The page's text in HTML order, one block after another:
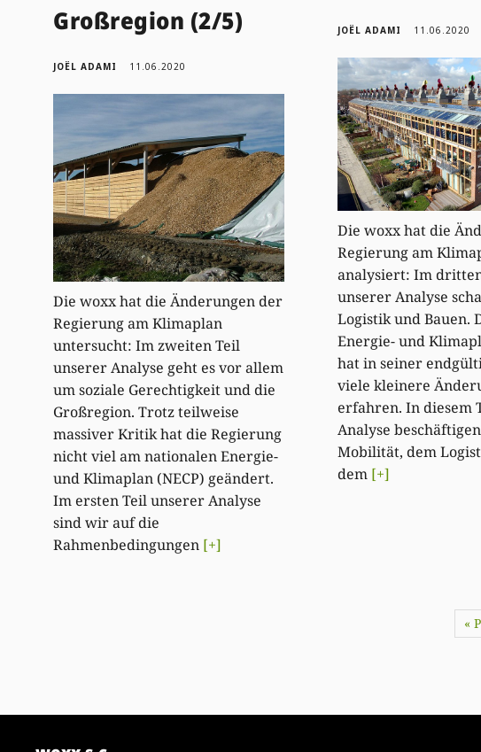
Großregion (2/5)
JOËL ADAMI 11.06.2020
Die woxx hat die Änderungen der
Regierung am Klimaplan
untersucht: Im zweiten Teil
unserer Analyse geht es vor allem
um soziale Gerechtigkeit und die
Großregion. Trotz teilweise
massiver Kritik hat die Regierung
nicht viel am nationalen Energie-
und Klimaplan (NECP) geändert.
Im ersten Teil unserer Analyse
sind wir auf die
Rahmenbedingungen [+]
JOËL ADAMI 11.06.2020
Die woxx hat die
Regierung am
analysiert: Im
unserer Analyse
Logistik und Bauen.
Energie- und
hat in seiner
viele kleinere
erfahren. In diesem
Analyse
Mobilität, dem
dem [+]
«